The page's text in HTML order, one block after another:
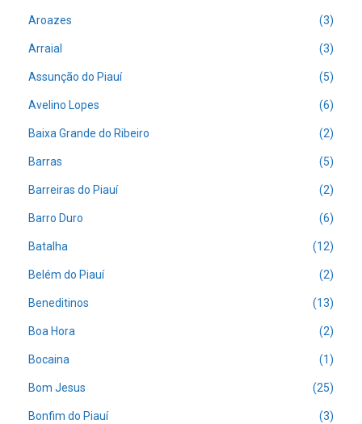
Aroazes (3)
Arraial (3)
Assunção do Piauí (5)
Avelino Lopes (6)
Baixa Grande do Ribeiro (2)
Barras (5)
Barreiras do Piauí (2)
Barro Duro (6)
Batalha (12)
Belém do Piauí (2)
Beneditinos (13)
Boa Hora (2)
Bocaina (1)
Bom Jesus (25)
Bonfim do Piauí (3)